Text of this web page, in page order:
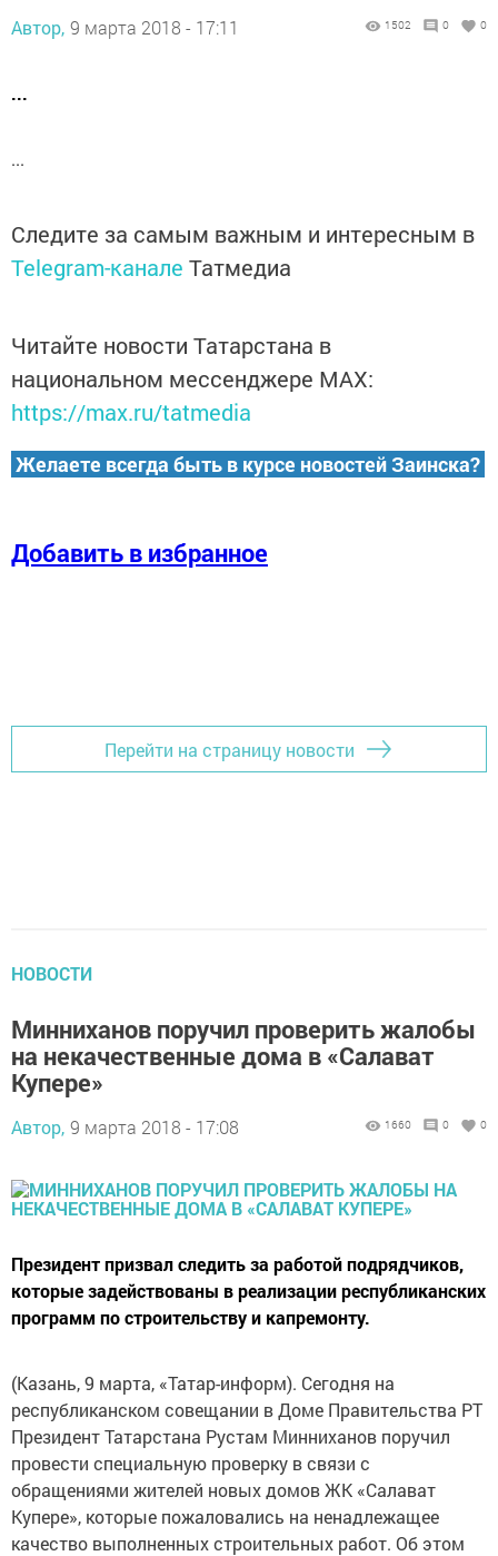
Автор, 9 марта 2018 - 17:11 1502 0 0
...
...
Следите за самым важным и интересным в
Telegram-канале Татмедиа
Читайте новости Татарстана в
национальном мессенджере MАХ:
https://max.ru/tatmedia
Желаете всегда быть в курсе новостей Заинска?
Добавить в избранное
Перейти на страницу новости
НОВОСТИ
Минниханов поручил проверить жалобы
на некачественные дома в «Салават
Купере»
Автор, 9 марта 2018 - 17:08 1660 0 0
Президент призвал следить за работой подрядчиков,
которые задействованы в реализации республиканских
программ по строительству и капремонту.
(Казань, 9 марта, «Татар-информ). Сегодня на
республиканском совещании в Доме Правительства РТ
Президент Татарстана Рустам Минниханов поручил
провести специальную проверку в связи с
обращениями жителей новых домов ЖК «Салават
Купере», которые пожаловались на ненадлежащее
качество выполненных строительных работ. Об этом